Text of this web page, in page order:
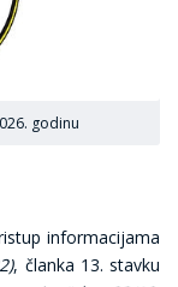
godinu
informacijama
, članka 13. stavku